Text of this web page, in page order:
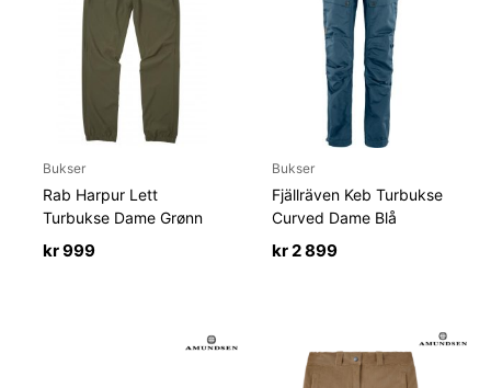
Bukser
Rab Harpur Lett
Turbukse Dame Grønn
kr999
Bukser
Fjällräven Keb Turbukse
Curved Dame Blå
kr2 899